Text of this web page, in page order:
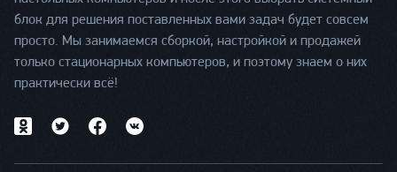
блок для решения поставленных вами задач будет совсем
просто. Мы занимаемся сборкой, настройкой и продажей
только стационарных компьютеров, и поэтому знаем о них
практически всё!